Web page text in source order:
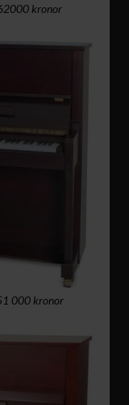
kronor
000 kronor